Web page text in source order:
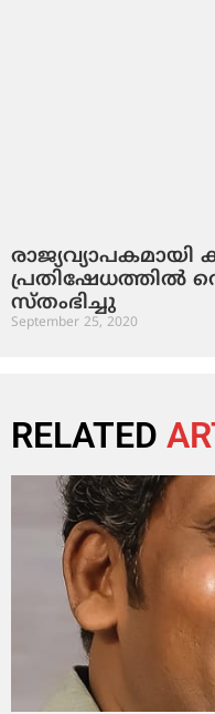
പ്രതിഷേധത്തില്‍
സ്തംഭിച്ചു
September 25, 2020
RELATED